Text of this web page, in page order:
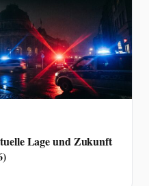
Lage und Zukunft